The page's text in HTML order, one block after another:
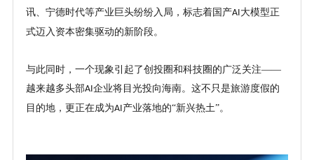
讯、宁德时代等产业巨头纷纷入局，标志着国产AI大模型正
式迈入资本密集驱动的新阶段。
与此同时，一个现象引起了创投圈和科技圈的广泛关注——
越来越多头部AI企业将目光投向海南。这不只是旅游度假的
目的地，更正在成为AI产业落地的“新兴热土”。